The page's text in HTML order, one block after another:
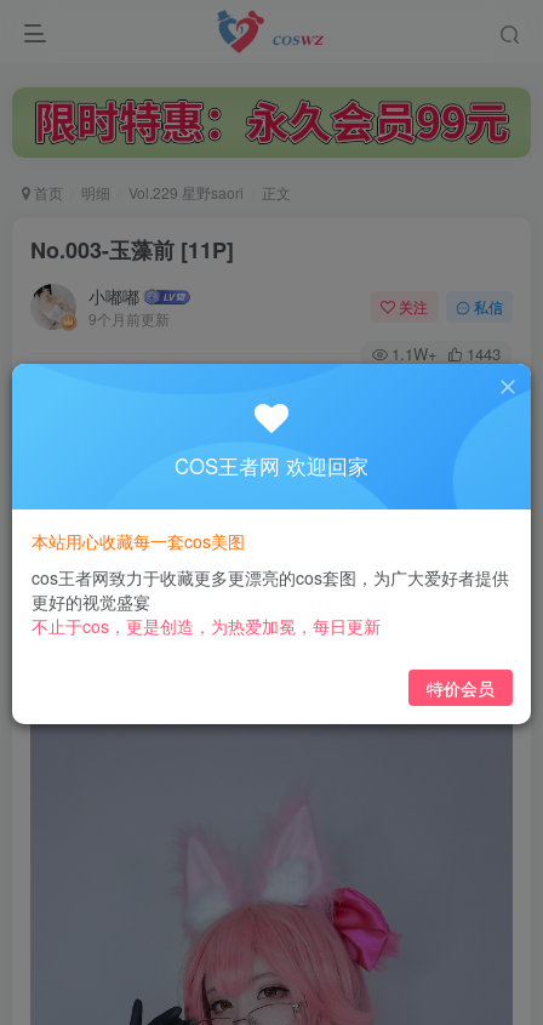
首页 明细 Vol.229 星野saori 正文
No.003-玉藻前 [11P]
小嘟嘟
9个月前更新
关注 私信
1.1W+ 1443
此内容为付费阅读，请付费后查看
3
黄金会员免费 钻石会员 免费
立即购买
COS王者网 欢迎回家
本站用心收藏每一套cos美图
cos王者网致力于收藏更多更漂亮的cos套图，为广大爱好者提供
更好的视觉盛宴
不止于cos，更是创造，为热爱加冕，每日更新
特价会员